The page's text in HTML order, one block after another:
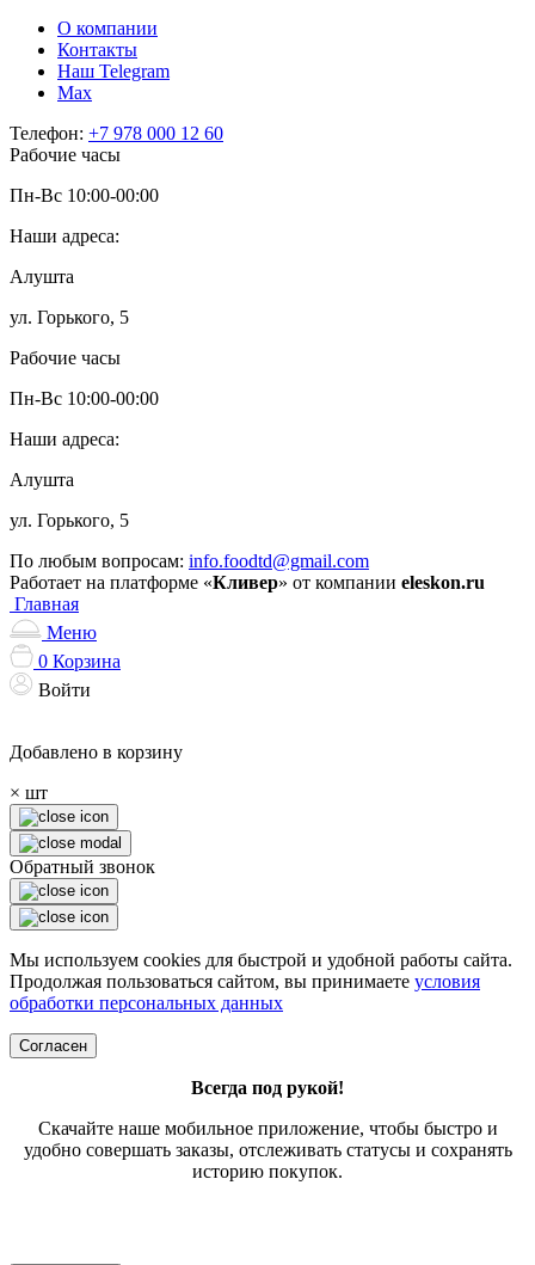
О компании
Контакты
Наш Telegram
Мах
Телефон: +7 978 000 12 60
Рабочие часы
Пн-Вс 10:00-00:00
Наши адреса:
Алушта
ул. Горького, 5
Рабочие часы
Пн-Вс 10:00-00:00
Наши адреса:
Алушта
ул. Горького, 5
По любым вопросам: info.foodtd@gmail.com
Работает на платформе «Кливер» от компании eleskon.ru
Главная
Меню
0 Корзина
Войти
Добавлено в корзину
× шт
Обратный звонок
Мы используем cookies для быстрой и удобной работы сайта.
Продолжая пользоваться сайтом, вы принимаете условия
обработки персональных данных
Согласен
Всегда под рукой!
Скачайте наше мобильное приложение, чтобы быстро и
удобно совершать заказы, отслеживать статусы и сохранять
историю покупок.